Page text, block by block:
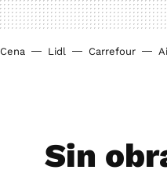
Cena Lidl Carrefour
Sin